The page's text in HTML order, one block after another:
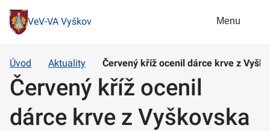
VeV-VA Vyškov Menu
Úvod Aktuality Červený kříž ocenil dárce krve z
Červený kříž ocenil
dárce krve z Vyškovska